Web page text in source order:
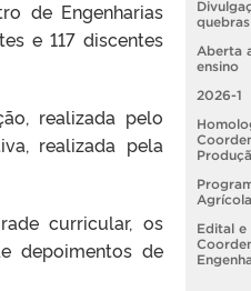
de Engenharias
e 117 discentes
realizada pelo
realizada pela
curricular, os
depoimentos de
Aberta
ensino
2026-1
Agrícola
Edital e